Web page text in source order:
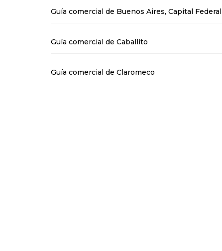
Guía comercial de Buenos Aires, Capital Federal
Guía comercial de Caballito
Guía comercial de Claromeco